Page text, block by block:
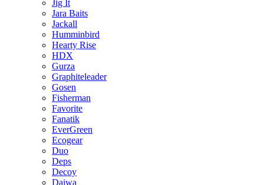
Jig It
Jara Baits
Jackall
Humminbird
Hearty Rise
HDX
Gurza
Graphiteleader
Gosen
Fisherman
Favorite
Fanatik
EverGreen
Ecogear
Duo
Deps
Decoy
Daiwa